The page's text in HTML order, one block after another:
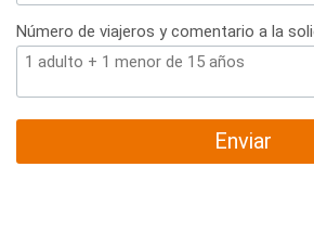
Número de viajeros y comentario a la
Enviar